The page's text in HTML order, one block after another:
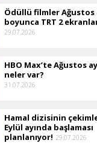
Ödüllü filmler Ağustos
boyunca TRT 2
29.07.2026
HBO Max’te Ağustos
neler var?
31.07.2026
Hamal dizisinin
Eylül ayında başlaması
planlanıyor! 29.07.2026